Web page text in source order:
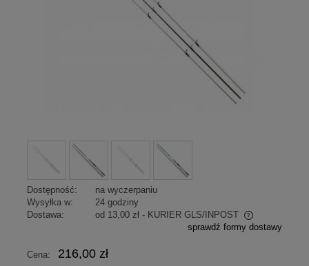
Dostępność:
na wyczerpaniu
Wysyłka w:
24 godziny
Dostawa:
od 13,00 zł - KURIER GLS/INPOST
Cena nie zawiera ewentualnych kosztów płatności
sprawdź formy dostawy
Cena: 216,00 zł